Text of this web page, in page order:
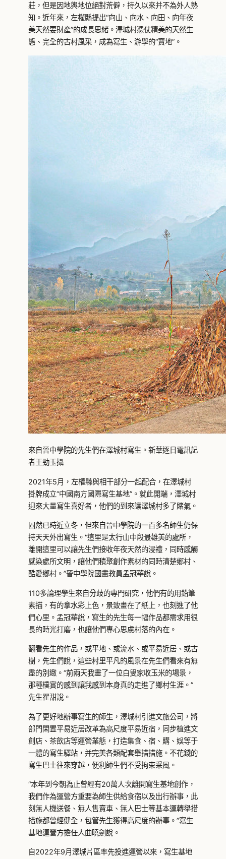
莊，但是因地輿地位絕對荒僻，持久以來并不為外人熟
知。近年來，左權縣提出“向山、向水、向田、向年夜
美天然要財產”的成長思緒。澤城村憑仗精美的天然生
態、完全的古村風采，成為寫生、游學的“寶地”。
來自晉中學院的先生們在澤城村寫生。新華逐日電訊記
者王勁玉攝
2021年5月，左權縣與相干部分一起配合，在澤城村
掛牌成立“中國南方國際寫生基地”。就此開端，澤城村
迎來大量寫生喜好者，他們的到來讓澤城村多了賭氣。
固然已時近立冬，但來自晉中學院的一百多名師生仍保
持天天外出寫生。“這里是太行山中段最雄美的處所，
離開這里可以讓先生們接收年夜天然的浸禮，同時感觸
感染處所文明，讓他們積聚創作素材的同時清楚鄉村、
酷愛鄉村。”晉中學院國畫教員孟冠華說。
110多論理學生來自分歧的專門研究，他們有的用鉛筆
素描，有的拿水彩上色，景致畫在了紙上，也刻進了他
們心里。孟冠華說，寫生的先生每一幅作品都需求用很
長的時光打磨，也讓他們專心思慮村落的內在。
翻看先生的作品，或平地、或流水、或平易近居、或古
樹，先生們說，這些村里平凡的風景在先生們看來有無
盡的別緻。“前兩天我畫了一位白叟家收玉米的場景，
那種樸實的感到讓我感到本身真的走進了鄉村生涯。”
先生翟甜說。
為了更好地辦事寫生的師生，澤城村引進文旅公司，將
部門閑置平易近居改革為高尺度平易近宿，同步植進文
創店、茶飲店等運營業態，打造集食、宿、購、娛等于
一體的寫生驛站，并完美各類配套舉措措施。不花錢的
寫生巴士往來穿越，便利師生們不受拘束采風。
“本年到今朝為止曾經有20萬人次離開寫生基地創作，
我們作為運營方重要為師生供給食宿以及出行辦事，此
刻無人機送餐、無人售賣車、無人巴士等基本運轉舉措
措施都曾經健全，包管先生獲得高尺度的辦事。”寫生
基地運營方擔任人曲曉劍說。
自2022年9月澤城片區率先投進運營以來，寫生基地